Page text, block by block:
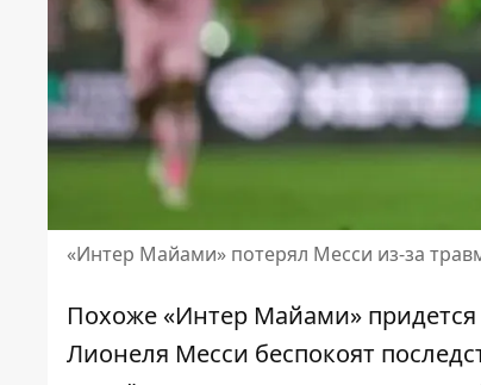
«Интер Майами» потерял Месси из-за
Похоже «Интер Майами» придется
Лионеля Месси беспокоят